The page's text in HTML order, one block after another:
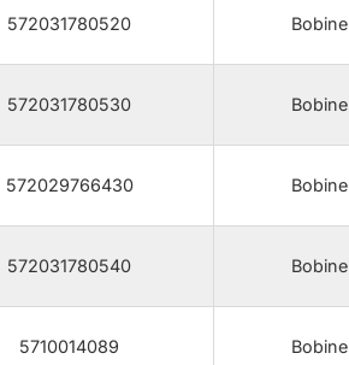
572031780520 Bobine
572031780530 Bobine
572029766430 Bobine
572031780540 Bobine
5710014089 Bobine